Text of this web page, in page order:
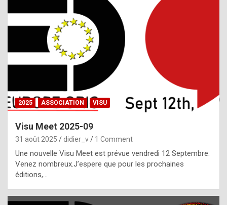
l
,
g
h
t
f
2025 ASSOCIATION VISU
Visu Meet 2025-09
31 août 2025 didier_v 1 Comment
Une nouvelle Visu Meet est prévue vendredi 12 Septembre.
Venez nombreux.J’espere que pour les prochaines
éditions,…